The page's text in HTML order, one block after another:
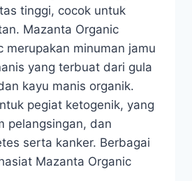
tinggi, cocok untuk
Mazanta Organic
merupakan minuman jamu
yang terbuat dari gula
kayu manis organik.
pegiat ketogenik, yang
pelangsingan, dan
serta kanker. Berbagai
Mazanta Organic